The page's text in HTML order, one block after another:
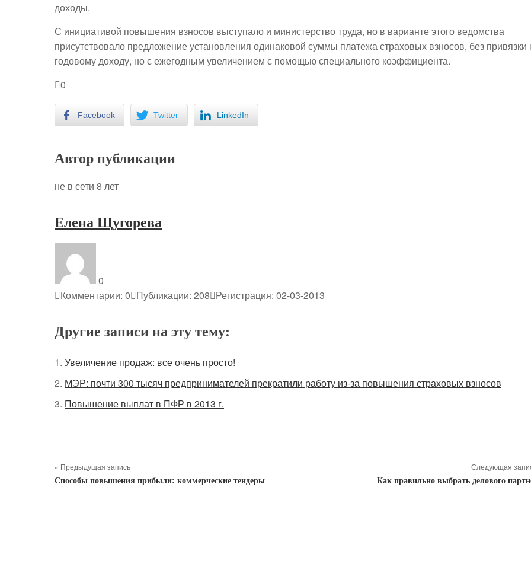
доходы.
С инициативой повышения взносов выступало и министерство труда, но в варианте этого ведомства
присутствовало предложение установления одинаковой суммы платежа страховых взносов, без привязки
годовому доходу, но с ежегодным увеличением с помощью специального коэффициента.
0
Facebook Twitter LinkedIn
Автор публикации
не в сети 8 лет
Елена Щугорева
0
Комментарии: 0 Публикации: 208 Регистрация: 02-03-2013
Другие записи на эту тему:
Увеличение продаж: все очень просто!
МЭР: почти 300 тысяч предпринимателей прекратили работу из-за повышения страховых взносов
Повышение выплат в ПФР в 2013 г.
« Предыдущая запись
Способы повышения прибыли: коммерческие тендеры
Следующая
Как правильно выбрать делового